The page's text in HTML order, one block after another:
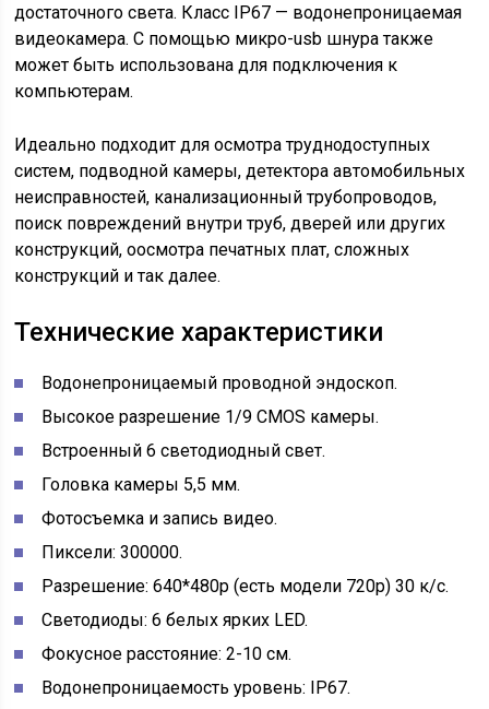
достаточного света. Класс IP67 — водонепроницаемая
видеокамера. С помощью микро-usb шнура также
может быть использована для подключения к
компьютерам.
Идеально подходит для осмотра труднодоступных
систем, подводной камеры, детектора автомобильных
неисправностей, канализационный трубопроводов,
поиск повреждений внутри труб, дверей или других
конструкций, оосмотра печатных плат, сложных
конструкций и так далее.
Технические характеристики
Водонепроницаемый проводной эндоскоп.
Высокое разрешение 1/9 CMOS камеры.
Встроенный 6 светодиодный свет.
Головка камеры 5,5 мм.
Фотосъемка и запись видео.
Пиксели: 300000.
Разрешение: 640*480p (есть модели 720р) 30 к/с.
Светодиоды: 6 белых ярких LED.
Фокусное расстояние: 2-10 см.
Водонепроницаемость уровень: IP67.